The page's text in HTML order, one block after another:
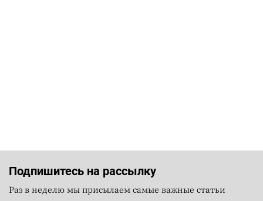
Подпишитесь на рассылку
Раз в неделю мы присылаем самые важные статьи